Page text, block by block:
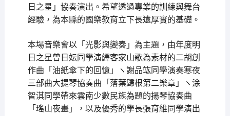
日之星」協奏演出。希望透過專業的訓練與舞台
經驗，為本縣的國樂教育立下長遠厚實的基礎。
本場音樂會以「光影與變奏」為主題，由年度明
日之星曾日妘同學演繹客家山歌為素材的二胡創
作曲「油紙傘下的回憶」ヽ謝品竑同學演奏寒夜
三部曲大提琴協奏曲「落葉歸根第二樂章」ヽ涂
智淇同學帶來雲南少數民族為題的揚琴協奏曲
「瑤山夜畫」，以及優秀的學長張育維同學演出